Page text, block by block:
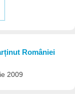
României
2009